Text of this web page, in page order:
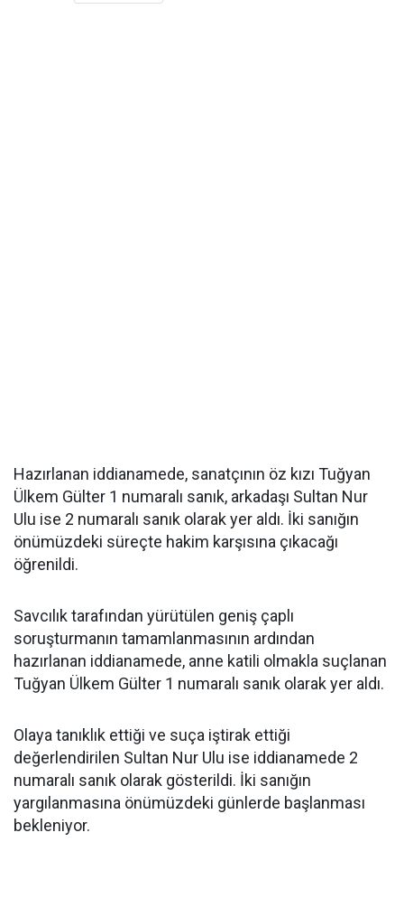
Hazırlanan iddianamede, sanatçının öz kızı Tuğyan
Ülkem Gülter 1 numaralı sanık, arkadaşı Sultan Nur
Ulu ise 2 numaralı sanık olarak yer aldı. İki sanığın
önümüzdeki süreçte hakim karşısına çıkacağı
öğrenildi.
Savcılık tarafından yürütülen geniş çaplı
soruşturmanın tamamlanmasının ardından
hazırlanan iddianamede, anne katili olmakla suçlanan
Tuğyan Ülkem Gülter 1 numaralı sanık olarak yer aldı.
Olaya tanıklık ettiği ve suça iştirak ettiği
değerlendirilen Sultan Nur Ulu ise iddianamede 2
numaralı sanık olarak gösterildi. İki sanığın
yargılanmasına önümüzdeki günlerde başlanması
bekleniyor.